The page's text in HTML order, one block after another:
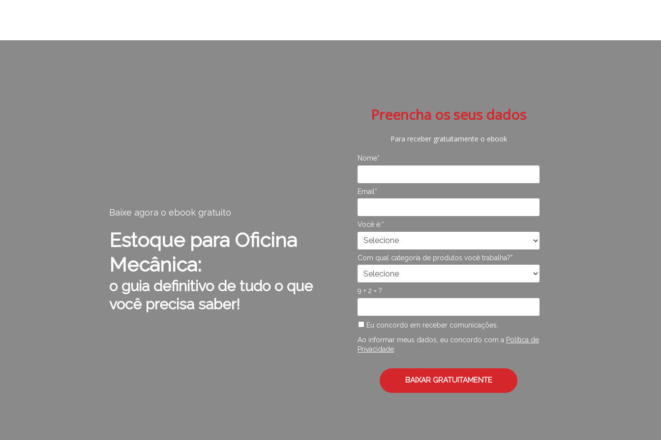
Baixe agora o ebook gratuito
Estoque para Oficina
Mecânica:
o guia definitivo de tudo o que
você precisa saber!
Preencha os seus dados
Para receber gratuitamente o ebook
Nome*
Email*
Você é:*
Com qual categoria de produtos você trabalha?*
9 + 2 = ?
Eu concordo em receber comunicações.
Ao informar meus dados, eu concordo com a Política de
Privacidade
BAIXAR GRATUITAMENTE